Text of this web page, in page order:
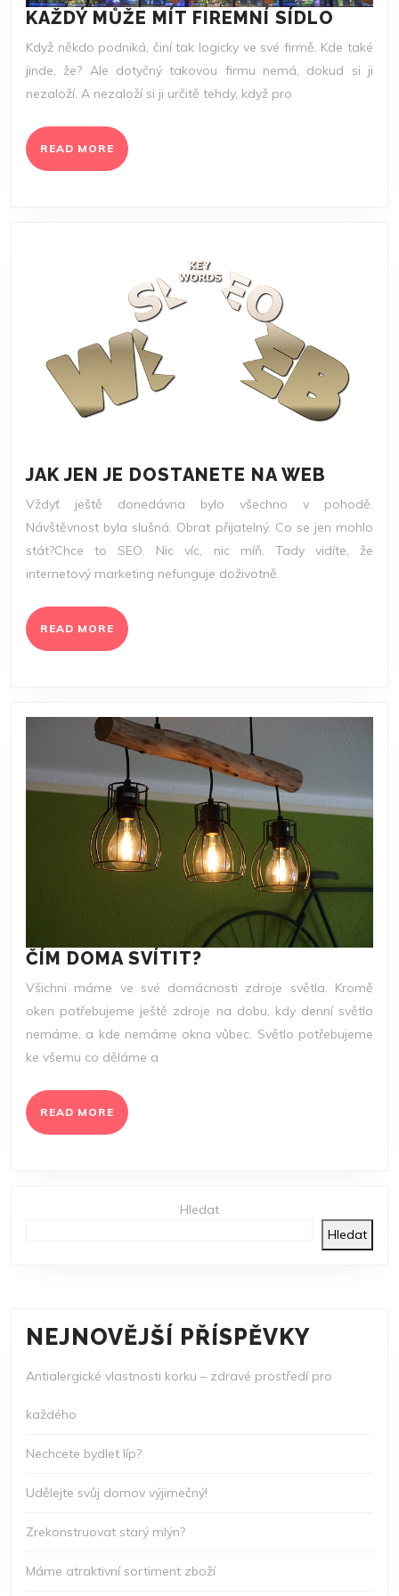
KAŽDÝ MŮŽE MÍT FIREMNÍ SÍDLO
MŮŽE
Když někdo podniká, činí tak logicky ve své firmě. Kde také
jinde, že? Ale dotyčný takovou firmu nemá, dokud si ji
nezaloží. A nezaloží si ji určitě tehdy, když pro
READ MORE READ
MORE
JAK JEN JE DOSTANETE NA WEB
JEN
JE
NA
Vždyť ještě donedávna bylo všechno v pohodě.
Návštěvnost byla slušná. Obrat přijatelný. Co se jen mohlo
stát?Chce to SEO. Nic víc, nic míň. Tady vidíte, že
internetový marketing nefunguje doživotně.
READ MORE READ
MORE
ČÍM DOMA SVÍTIT?
DOMA
SVÍTIT?
Všichni máme ve své domácnosti zdroje světla. Kromě
oken potřebujeme ještě zdroje na dobu, kdy denní světlo
nemáme, a kde nemáme okna vůbec. Světlo potřebujeme
ke všemu co děláme a
READ MORE READ
MORE
Hledat
Hledat
NEJNOVĚJŠÍ PŘÍSPĚVKY
Antialergické vlastnosti korku – zdravé prostředí pro
každého
Nechcete bydlet líp?
Udělejte svůj domov výjimečný!
Zrekonstruovat starý mlýn?
Máme atraktivní sortiment zboží